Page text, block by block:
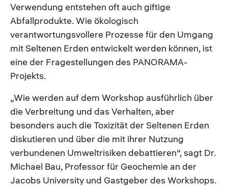
Verwendung entstehen oft auch giftige
Abfallprodukte. Wie ökologisch
verantwortungsvollere Prozesse für den Umgang
mit Seltenen Erden entwickelt werden können, ist
eine der Fragestellungen des PANORAMA-
Projekts.
„Wie werden auf dem Workshop ausführlich über
die Verbreitung und das Verhalten, aber
besonders auch die Toxizität der Seltenen Erden
diskutieren und über die mit ihrer Nutzung
verbundenen Umweltrisiken debattieren“, sagt Dr.
Michael Bau, Professor für Geochemie an der
Jacobs University und Gastgeber des Workshops.